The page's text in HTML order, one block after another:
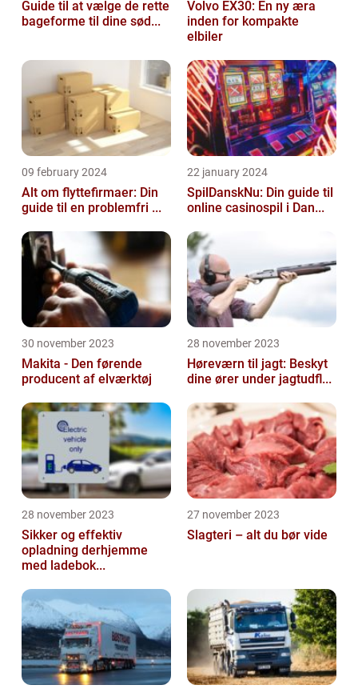
Guide til at vælge de rette
bageforme til dine sød...
Volvo EX30: En ny æra
inden for kompakte
elbiler
09 february 2024
Alt om flyttefirmaer: Din
guide til en problemfri ...
22 january 2024
SpilDanskNu: Din guide til
online casinospil i Dan...
30 november 2023
Makita - Den førende
producent af elværktøj
28 november 2023
Høreværn til jagt: Beskyt
dine ører under jagtudfl...
28 november 2023
Sikker og effektiv
opladning derhjemme
med ladebok...
27 november 2023
Slagteri – alt du bør vide